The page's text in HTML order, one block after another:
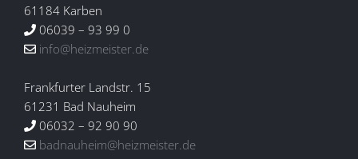
61184 Karben
06039 – 93 99 0
info@heizmeister.de
Frankfurter Landstr. 15
61231 Bad Nauheim
06032 – 92 90 90
badnauheim@heizmeister.de